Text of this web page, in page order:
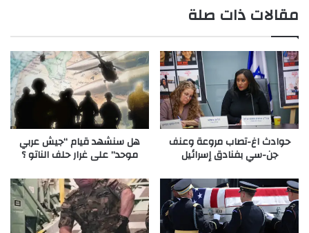
مقالات ذات صلة
حوادث اغ-تصاب مروعة وعنف
جن-سي بفنادق إسرائيل
هل سنشهد قيام “جيش عربي
موحد” على غرار حلف الناتو ؟